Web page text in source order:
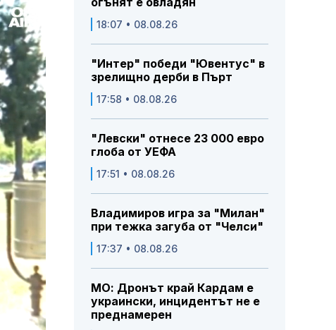
18:07 • 08.08.26
"Интер" победи "Ювентус" в
зрелищно дерби в Пърт
17:58 • 08.08.26
"Левски" отнесе 23 000 евро
глоба от УЕФА
17:51 • 08.08.26
Владимиров игра за "Милан"
при тежка загуба от "Челси"
17:37 • 08.08.26
МО: Дронът край Кардам е
украински, инцидентът не е
преднамерен